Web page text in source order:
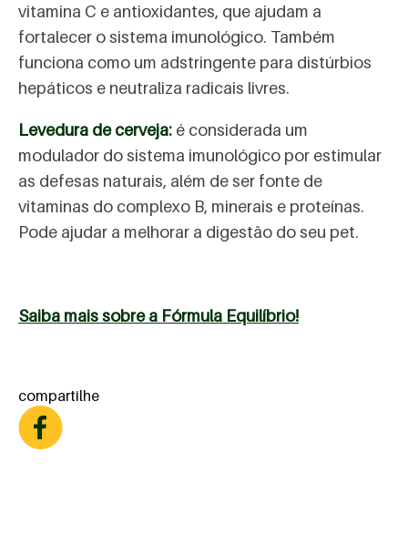
vitamina C e antioxidantes, que ajudam a
fortalecer o sistema imunológico. Também
funciona como um adstringente para distúrbios
hepáticos e neutraliza radicais livres.
Levedura de cerveja: é considerada um
modulador do sistema imunológico por estimular
as defesas naturais, além de ser fonte de
vitaminas do complexo B, minerais e proteínas.
Pode ajudar a melhorar a digestão do seu pet.
Saiba mais sobre a Fórmula Equilíbrio!
compartilhe